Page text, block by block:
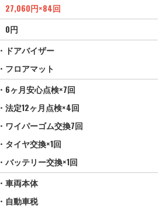
27,060円×84回
0円
・ドアバイザー
・フロアマット
・6ヶ月安心点検×7回
・法定12ヶ月点検×4回
・ワイパーゴム交換7回
・タイヤ交換×1回
・バッテリー交換×1回
・車両本体
・自動車税